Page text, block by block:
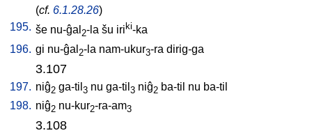
(cf. 6.1.28.26)
195. še nu-ĝal 2-la šu iriki-ka
196. gi nu-ĝal 2-la nam-ukur3-ra dirig-ga
3.107
197. niĝ2 ga-til 3 nu ga-til 3 niĝ2 ba-til nu ba-til
198. niĝ2 nu-kur2-ra-am3
3.108